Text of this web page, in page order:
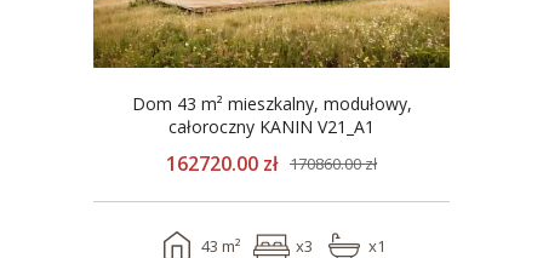
Dom 43 m² mieszkalny, modułowy,
całoroczny KANIN V21_A1
162720.00 zł 170860.00 zł
43 m² x3 x1